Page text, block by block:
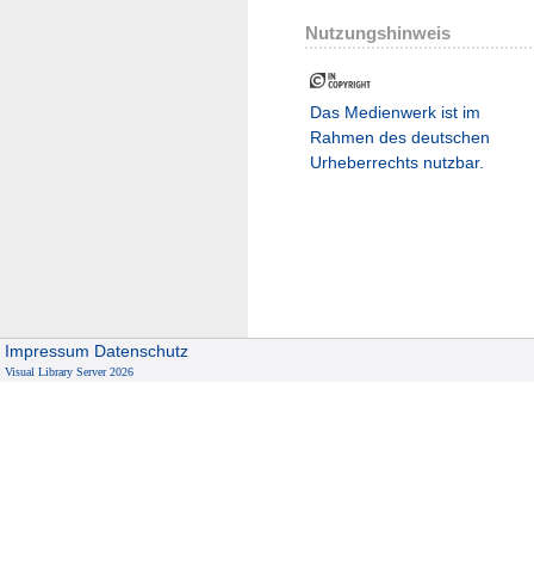
Nutzungshinweis
Das Medienwerk ist im
Rahmen des deutschen
Urheberrechts nutzbar.
Impressum Datenschutz
Visual Library Server 2026